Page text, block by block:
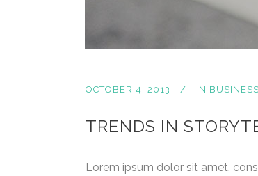
OCTOBER 4, 2013 IN BUSINESS
TRENDS IN
Lorem ipsum dolor sit amet,